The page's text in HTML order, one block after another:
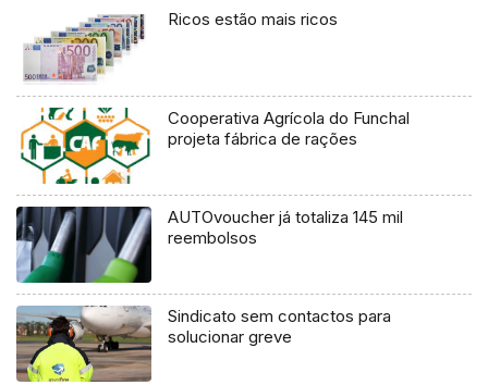
Ricos estão mais ricos
Cooperativa Agrícola do Funchal
projeta fábrica de rações
AUTOvoucher já totaliza 145 mil
reembolsos
Sindicato sem contactos para
solucionar greve